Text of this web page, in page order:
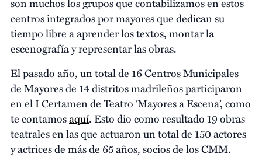
centros integrados por mayores que dedican su
tiempo libre a aprender los textos, montar la
escenografía y representar las obras.
El pasado año, un total de 16 Centros Municipales
de Mayores de 14 distritos madrileños participaron
en el I Certamen de Teatro ‘Mayores a Escena’, como
te contamosaquí. Esto dio como resultado 19 obras
teatrales en las que actuaron un total de 150 actores
y actrices de más de 65 años, socios de los CMM.